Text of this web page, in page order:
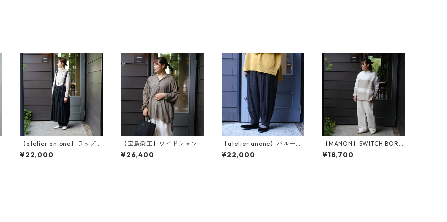
【atelier an one】ラップエ
プロン an2460
¥22,000
【宝島染工】ワイドシャツ
¥26,400
【atelier anone】バルーン
パンツ（an2576）
¥22,000
【MANON】SWITCH BORD
ER MESH LINEN P.O SHT
(MNN-SH-279)
¥18,700